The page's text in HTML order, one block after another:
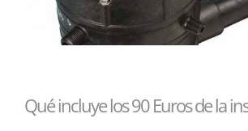
Qué incluye los 90 Euros de la